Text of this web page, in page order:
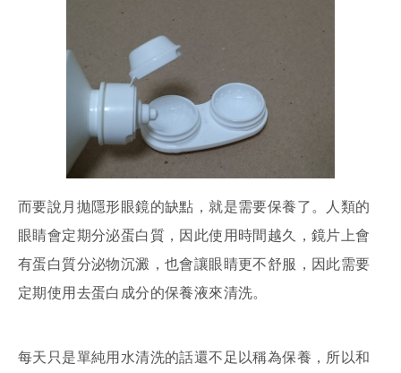
而要說月拋隱形眼鏡的缺點，就是需要保養了。人類的
眼睛會定期分泌蛋白質，因此使用時間越久，鏡片上會
有蛋白質分泌物沉澱，也會讓眼睛更不舒服，因此需要
定期使用去蛋白成分的保養液來清洗。
每天只是單純用水清洗的話還不足以稱為保養，所以和